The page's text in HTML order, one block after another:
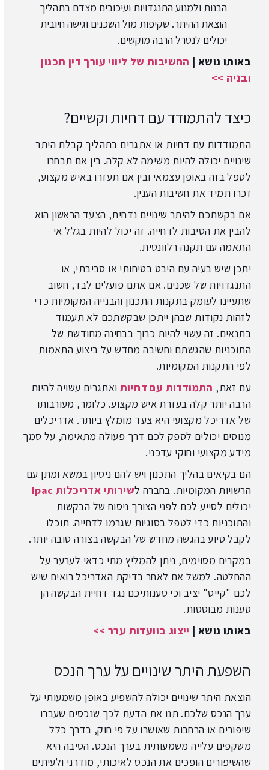
הבנות ולמנוע התנגדויות ועיכובים מצדם בתהליך
הוצאת ההיתר. שקיפות מול השכנים וגישה חיובית
יכולים לנטרל הרבה מוקשים.
באותו נושא | החשיבות של ליווי עורך דין תכנון
ובניה >>
כיצד להתמודד עם דחיות וקשיים?
התמודדות עם דחיות או אתגרים בתהליך קבלת היתר
שינויים יכולה להיות משימה לא קלה. בין אם תבחרו
לטפל בזה באופן עצמאי ובין אם תעזרו באיש מקצוע,
זכרו תמיד את חשיבות הענין.
אם בקשתכם להיתר שינויים נדחית, הצעד הראשון הוא
להבין את הסיבות לדחייה. זה יכול להיות בגלל אי
התאמה עם תקנה רלוונטית.
יתכן שיש בעיה עם היבט בטיחותי או סביבתי, או
התנגדויות של שכנים. אם אתם פועלים לבד, חשוב
שתעיינו לעומק בתקנות התכנון והבנייה המקומיות כדי
לזהות נקודות שבהן ייתכן שבקשתכם לא תעמוד
בתנאים. זה עשוי להיות כרוך בבחינה מחודשת של
התוכניות שהגשתם וחשיבה מחדש על ביצוע התאמות
לפי התקנות המקומיות.
עם זאת, התמודדות עם דחיות ואתגרים עשויה להיות
הרבה יותר קלה בעזרת איש מקצוע. כלומר, מעורבותו
של אדריכל מקצועי היא צעד מומלץ ביותר. אדריכלים
מנוסים יכולים לספק לכם דרך פעולה מתאימה, על סמך
מידע מקצועי וחוקי עדכני.
הם בקיאים בהליך התכנון ויש להם ניסיון במשא ומתן עם
הרשויות המקומיות. בחברה לשירותי אדריכלות Ipac
יכולים לסייע לכם לפני הצורך ניסוח של הבקשות
והתוכניות כדי לטפל בסוגיות שגרמו לדחייה. תוכלו
לקבל סיוע בהגשה מחדש של הבקשה בצורה טובה יותר.
במקרים מסוימים, ניתן להמליץ מתי כדאי לערער על
ההחלטה. למשל אם לאחר בדיקת האדריכל רואים שיש
לכם "קייס" יציב וכי טענותיכם נגד דחיית הבקשה הן
טענות מבוססות.
באותו נושא | ייצוג בוועדות ערר >>
השפעת היתר שינויים על ערך הנכס
הוצאת היתר שינויים יכולה להשפיע באופן משמעותי על
ערך הנכס שלכם. תנו את הדעת לכך שנכסים שעברו
שיפורים או הרחבות שאושרו על פי חוק, בדרך כלל
משקפים עלייה משמעותית בערך הנכס. הסיבה היא
שהשיפורים הופכים את הנכס לאיכותי, מודרני ולעיתים